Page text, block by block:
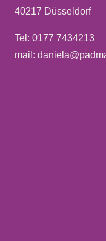
40217 Düsseldorf
Tel: 0177 7434213
mail: